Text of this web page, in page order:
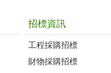
招標資訊
工程採購招標
財物採購招標